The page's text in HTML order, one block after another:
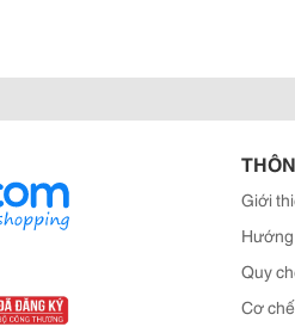
Giới
Quy
Cơ